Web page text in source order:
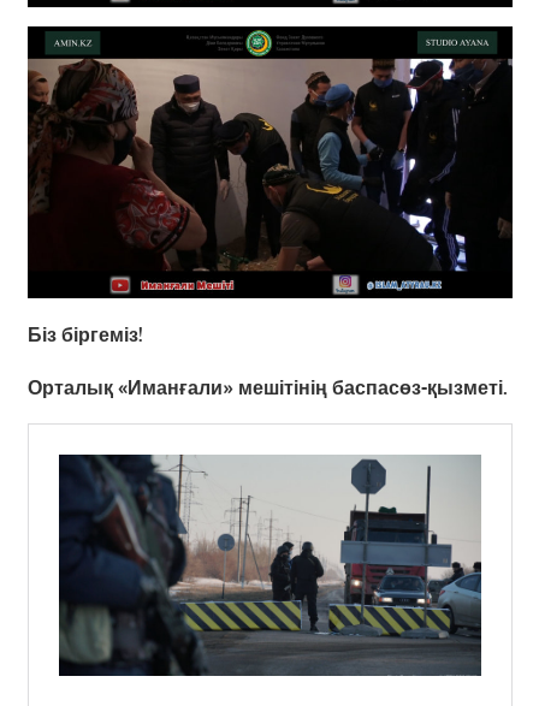
Біз біргеміз!
Орталық «Иманғали» мешітінің баспасөз-қызметі.